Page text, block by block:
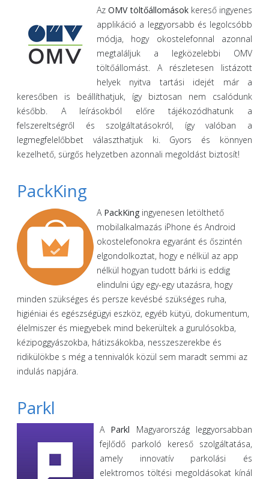
AzOMV töltőállomásokkereső ingyenes
applikáció a leggyorsabb és legolcsóbb
módja, hogy okostelefonnal azonnal
megtaláljuk a legközelebbi OMV
töltőállomást. A részletesen listázott
helyek nyitva tartási idejét már a
keresőben is beállíthatjuk, így biztosan nem csalódunk
később. A leírásokból előre tájékozódhatunk a
felszereltségről és szolgáltatásokról, így valóban a
legmegfelelőbbet választhatjuk ki. Gyors és könnyen
kezelhető, sürgős helyzetben azonnali megoldást biztosít!
PackKing
A PackKing ingyenesen letölthető
mobilalkalmazás iPhone és Android
okostelefonokra egyaránt és őszintén
elgondolkoztat, hogy e nélkül az app
nélkül hogyan tudott bárki is eddig
elindulni úgy egy-egy utazásra, hogy
minden szükséges és persze kevésbé szükséges ruha,
higiéniai és egészségügyi eszköz, egyéb kütyü, dokumentum,
élelmiszer és miegyebek mind bekerültek a gurulósokba,
kézipoggyászokba, hátizsákokba, nesszeszerekbe és
ridikülökbe s még a tennivalók közül sem maradt semmi az
indulás napjára.
Parkl
A Parkl Magyarország leggyorsabban
fejlődő parkoló kereső szolgáltatása,
amely innovatív parkolási és
elektromos töltési megoldásokat kínál